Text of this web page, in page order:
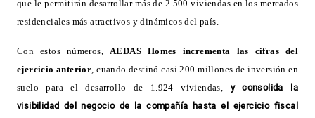
que le permitirán desarrollar más de 2.500 viviendas en los mercados
residenciales más atractivos y dinámicos del país.
Con estos números, AEDAS Homes incrementa las cifras del
ejercicio anterior, cuando destinó casi 200 millones de inversión en
suelo para el desarrollo de 1.924 viviendas, y
consolida la
visibilidad del negocio de la compañía hasta el ejercicio fiscal